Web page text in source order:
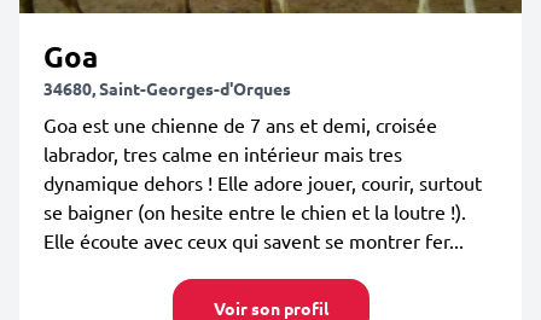
Goa
34680, Saint-Georges-d'Orques
Goa est une chienne de 7 ans et demi, croisée
labrador, tres calme en intérieur mais tres
dynamique dehors ! Elle adore jouer, courir, surtout
se baigner (on hesite entre le chien et la loutre !).
Elle écoute avec ceux qui savent se montrer fer...
Voir son profil